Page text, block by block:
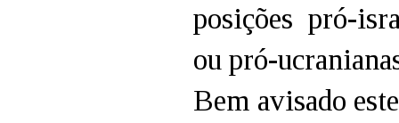
posições pró-
ou pró-
Bem avisado